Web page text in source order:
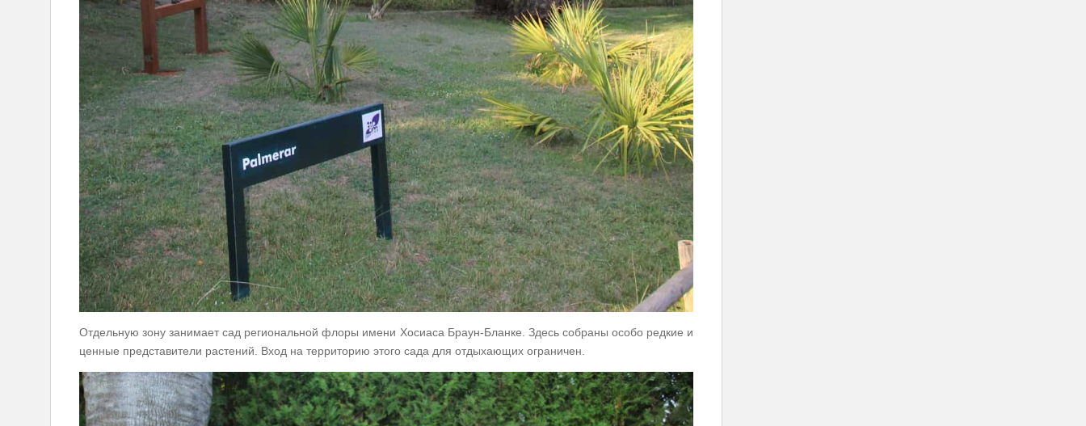
Отдельную зону занимает сад региональной флоры имени Хосиаса Браун-Бланке. Здесь собраны особо редкие и
ценные представители растений. Вход на территорию этого сада для отдыхающих ограничен.